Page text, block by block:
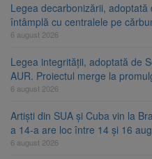
Legea decarbonizării,
întâmplă cu centralele pe
6 august 2026
Legea integrității, adoptată de
AUR. Proiectul merge la
6 august 2026
Artiști din SUA și Cuba vin la
a 14-a are loc între 14 și 16
6 august 2026